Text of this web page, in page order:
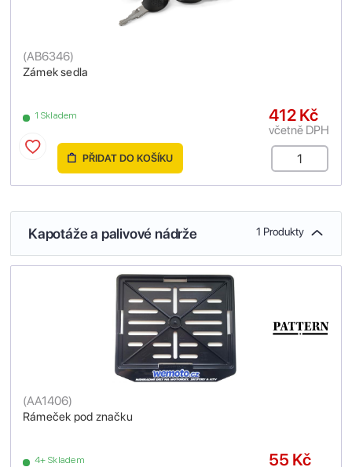
Zámek sedla
(AB6346)
1 Skladem 412 Kč
včetně DPH
PŘIDAT DO KOŠÍKU
Kapotáže a palivové nádrže 1 Produkty
Rámeček pod značku
(AA1406)
4+ Skladem 55 Kč